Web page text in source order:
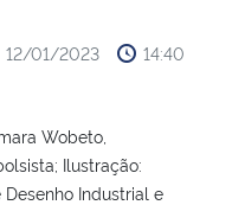
12/01/2023 14:40
Wobeto,
Ilustração:
Industrial e